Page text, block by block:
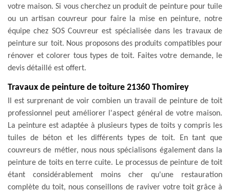
votre maison. Si vous cherchez un produit de peinture pour tuile
ou un artisan couvreur pour faire la mise en peinture, notre
équipe chez SOS Couvreur est spécialisée dans les travaux de
peinture sur toit. Nous proposons des produits compatibles pour
rénover et colorer tous types de toit. Faites votre demande, le
devis détaillé est offert.
Travaux de peinture de toiture 21360 Thomirey
Il est surprenant de voir combien un travail de peinture de toit
professionnel peut améliorer l'aspect général de votre maison.
La peinture est adaptée à plusieurs types de toits y compris les
tuiles de béton et les différents types de toit. En tant que
couvreurs de métier, nous nous spécialisons également dans la
peinture de toits en terre cuite. Le processus de peinture de toit
étant considérablement moins cher qu'une restauration
complète du toit, nous conseillons de raviver votre toit grâce à